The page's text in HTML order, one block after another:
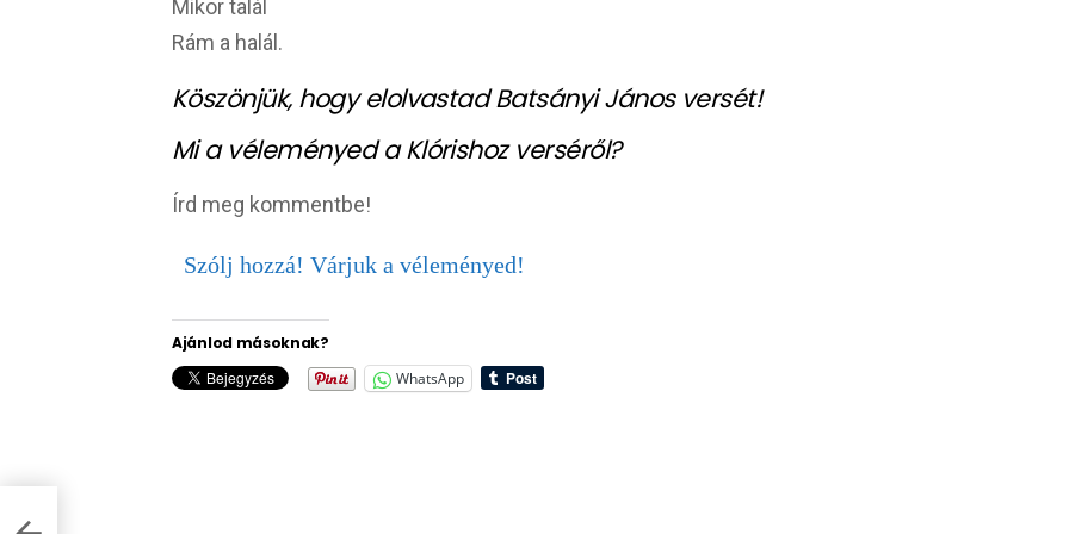
Mikor talál
Rám a halál.
Köszönjük, hogy elolvastad Batsányi János versét!
Mi a véleményed a Klórishoz verséről?
Írd meg kommentbe!
Szólj hozzá! Várjuk a véleményed!
Ajánlod másoknak?
WhatsApp